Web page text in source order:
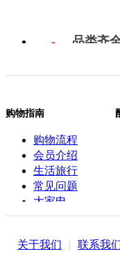
品类齐
购物指南
购物流程
会员介绍
生活旅行
常见问题
大家电
联系客服
关于我们 | 联系我